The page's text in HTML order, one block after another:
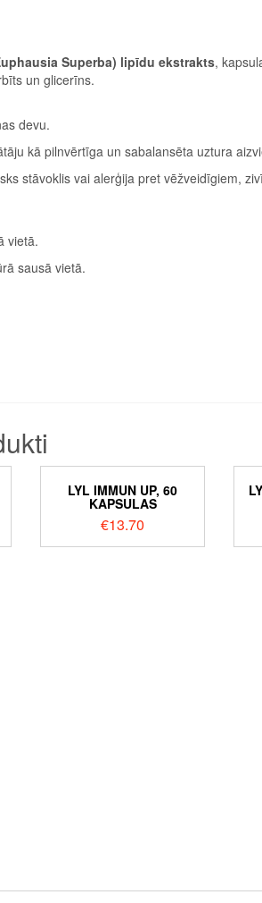
Superba) lipīdu ekstrakts,
un glicerīns.
devu.
kā pilnvērtīga un sabalansēta uztura
stāvoklis vai alerģija pret vēžveidīgiem,
vietā.
sausā vietā.
LYL IMMUN UP, 60
KAPSULAS
€13.70